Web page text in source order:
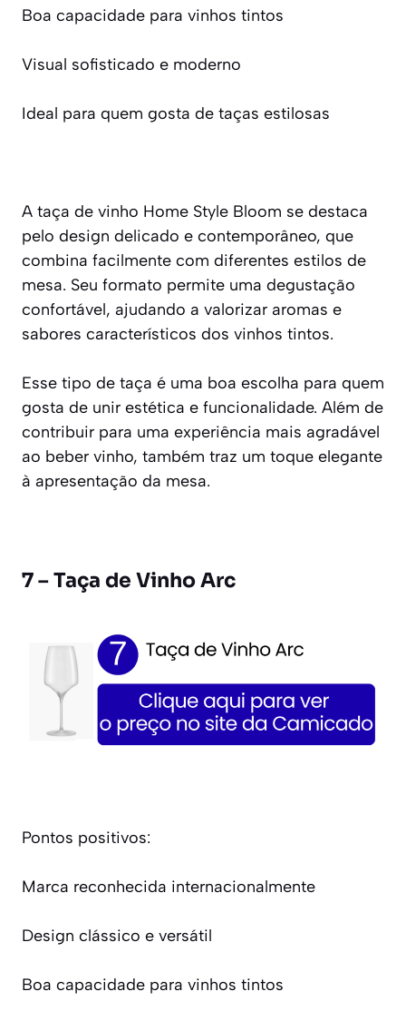
Boa capacidade para vinhos tintos
Visual sofisticado e moderno
Ideal para quem gosta de taças estilosas
A taça de vinho Home Style Bloom se destaca
pelo design delicado e contemporâneo, que
combina facilmente com diferentes estilos de
mesa. Seu formato permite uma degustação
confortável, ajudando a valorizar aromas e
sabores característicos dos vinhos tintos.
Esse tipo de taça é uma boa escolha para quem
gosta de unir estética e funcionalidade. Além de
contribuir para uma experiência mais agradável
ao beber vinho, também traz um toque elegante
à apresentação da mesa.
7 – Taça de Vinho Arc
Pontos positivos:
Marca reconhecida internacionalmente
Design clássico e versátil
Boa capacidade para vinhos tintos